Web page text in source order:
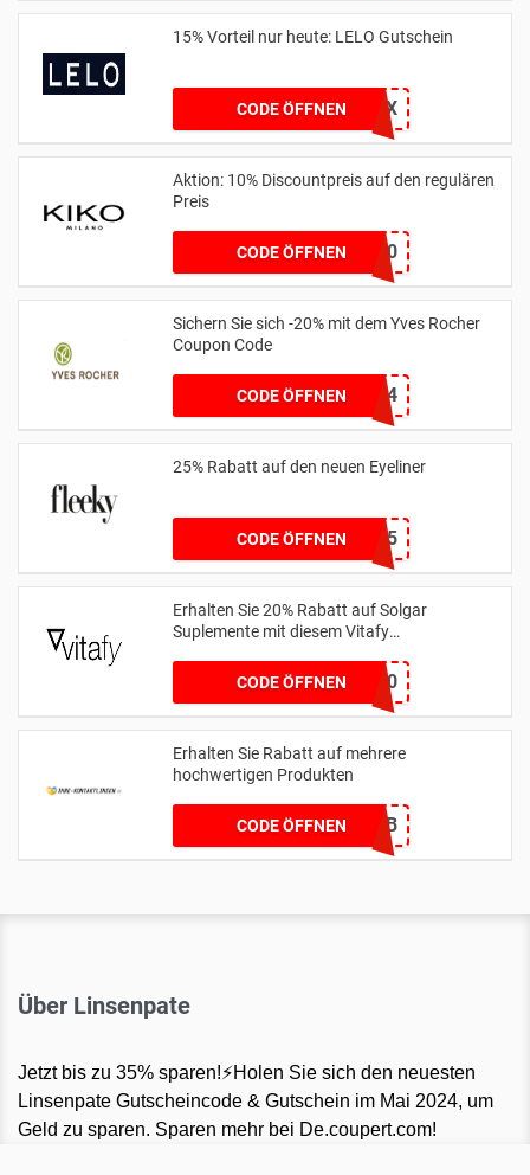
15% Vorteil nur heute: LELO Gutschein
CODE ÖFFNEN
ZKUOTEWF8X
Aktion: 10% Discountpreis auf den regulären
Preis
CODE ÖFFNEN
WELCOMEK10
Sichern Sie sich -20% mit dem Yves Rocher
Coupon Code
CODE ÖFFNEN
YRSPRING24
25% Rabatt auf den neuen Eyeliner
CODE ÖFFNENEYELINER25
Erhalten Sie 20% Rabatt auf Solgar
Suplemente mit diesem Vitafy
CODE ÖFFNENSLGR20
Erhalten Sie Rabatt auf mehrere
hochwertigen Produkten
CODE ÖFFNEN3E3A6F6B
Über Linsenpate
Jetzt bis zu 35% sparen!⚡Holen Sie sich den neuesten
Linsenpate Gutscheincode & Gutschein im Mai 2024, um
Geld zu sparen. Sparen mehr bei De.coupert.com!